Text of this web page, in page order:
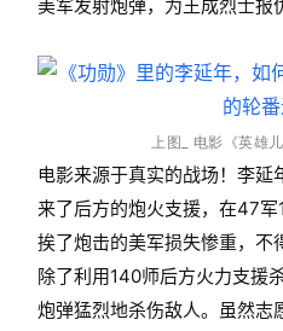
美军发射炮弹，为王成烈士报
上图_ 电影《英雄
电影来源于真实的战场！李延
来了后方的炮火支援，在47军
挨了炮击的美军损失惨重，不
除了利用140师后方火力支援
炮弹猛烈地杀伤敌人。虽然志